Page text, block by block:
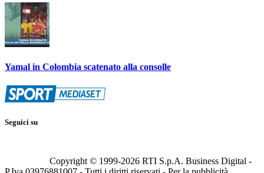
Yamal in Colombia scatenato alla consolle
Seguici su
Copyright © 1999-2026 RTI S.p.A. Business Digital -